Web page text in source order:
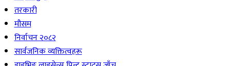
तरकारी
मौसम
निर्वाचन २०८२
सार्वजनिक व्यक्तित्वहरू